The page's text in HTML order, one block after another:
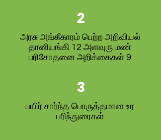
2
அரசு அங்கீகாரம் பெற்ற அறிவியல்
தானியங்கி 12 அளவுரு மண்
பரிசோதனை அறிக்கைகள் 9
3
பயிர் சார்ந்த பொருத்தமான உர
பரிந்துரைகள்